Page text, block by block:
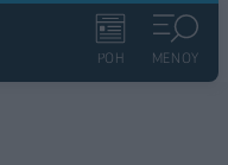
ΡΟΗ ΜΕΝΟΥ